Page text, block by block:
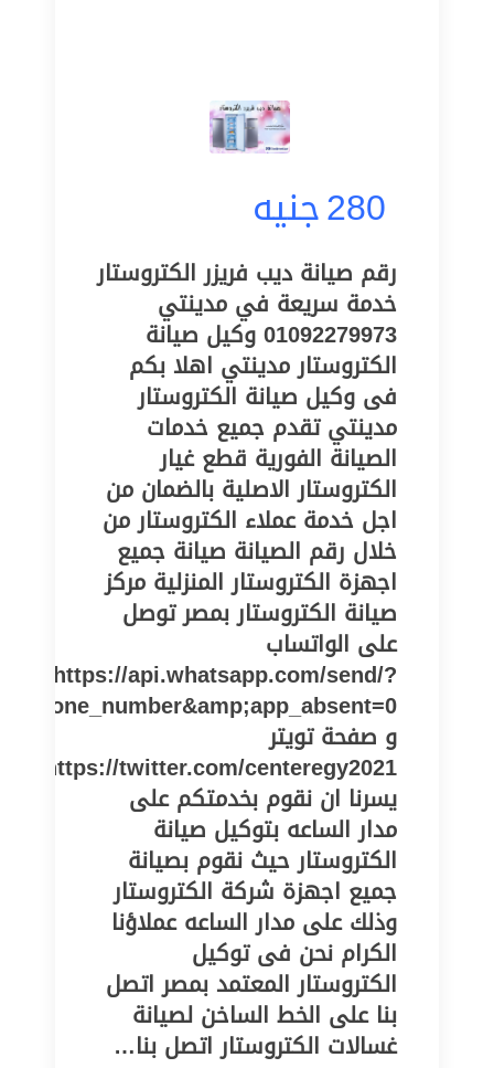
280جنيه
رقم صيانة ديب فريزر الكتروستار
خدمة سريعة في مدينتي
01092279973 وكيل صيانة
الكتروستار مدينتي اهلا بكم
فى وكيل صيانة الكتروستار
مدينتي تقدم جميع خدمات
الصيانة الفورية قطع غيار
الكتروستار الاصلية بالضمان من
اجل خدمة عملاء الكتروستار من
خلال رقم الصيانة صيانة جميع
اجهزة الكتروستار المنزلية مركز
صيانة الكتروستار بمصر توصل
على الواتساب
https://api.whatsapp.com/send/?
و صفحة تويتر
https://twitter.com/centeregy2021
يسرنا ان نقوم بخدمتكم على
مدار الساعه بتوكيل صيانة
الكتروستار حيث نقوم بصيانة
جميع اجهزة شركة الكتروستار
وذلك على مدار الساعه عملاؤنا
الكرام نحن فى توكيل
الكتروستار المعتمد بمصر اتصل
بنا على الخط الساخن لصيانة
غسالات الكتروستار اتصل بنا…